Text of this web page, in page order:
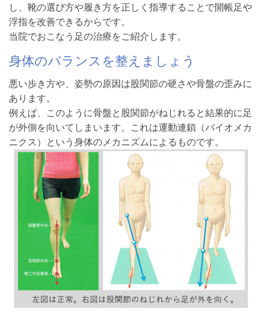
し、靴の選び方や履き方を正しく指導することで開帳足や
浮指を改善できるからです。
当院でおこなう足の治療をご紹介します。
身体のバランスを整えましょう
悪い歩き方や、姿勢の原因は股関節の硬さや骨盤の歪みに
あります。
例えば、このように骨盤と股関節がねじれると結果的に足
が外側を向いてしまいます。これは運動連鎖（バイオメカ
ニクス）という身体のメカニズムによるものです。